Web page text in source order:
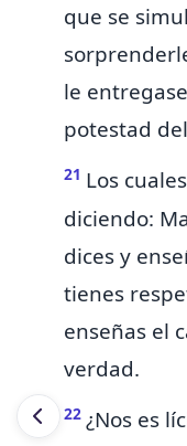
que se
le
potestad del
21 Los
diciendo:
dices y
tienes
enseñas el
verdad.
22 ¿Nos es